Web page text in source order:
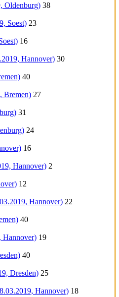
Oldenburg) 38
Soest) 23
16
Hannover) 30
40
Bremen) 27
31
24
16
Hannover) 2
12
Hannover) 22
40
Hannover) 19
40
Dresden) 25
Hannover) 18